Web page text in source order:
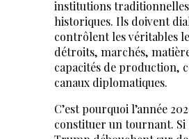
institutions traditionnelles
historiques. Ils doivent
contrôlent les véritables
détroits, marchés,
capacités de production,
canaux diplomatiques.
C’est pourquoi l’année
constituer un tournant. Si